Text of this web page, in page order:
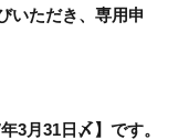
いただき、専用申
3月31日〆】です。